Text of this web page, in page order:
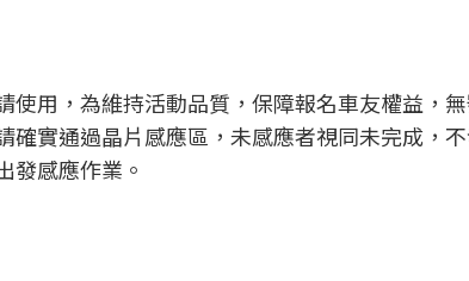
用，為維持活動品質，保障報名車友權益，
實通過晶片感應區，未感應者視同未完成，
發感應作業。